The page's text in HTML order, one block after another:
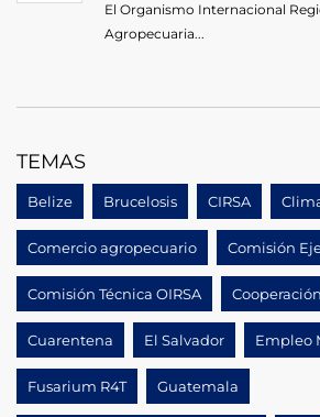
El Organismo Internacional
Agropecuaria...
TEMAS
Belize Brucelosis CIRSA
Comercio agropecuario Comisión
Comisión Técnica OIRSA Cooperación
Cuarentena El Salvador Empleo
Fusarium R4T Guatemala